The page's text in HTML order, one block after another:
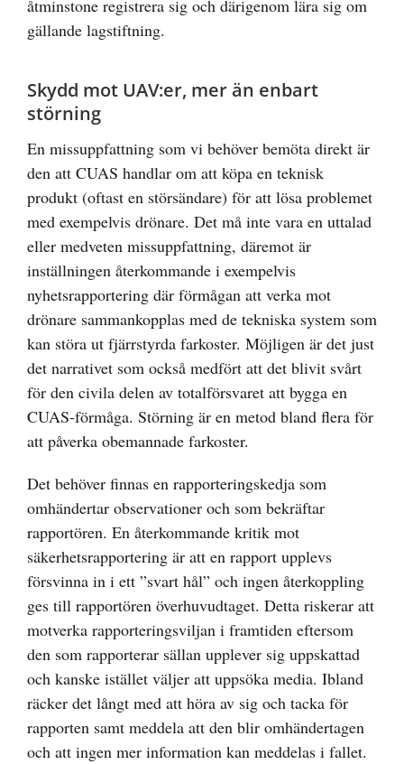
åtminstone registrera sig och därigenom lära sig om
gällande lagstiftning.
Skydd mot UAV:er, mer än enbart
störning
En missuppfattning som vi behöver bemöta direkt är
den att CUAS handlar om att köpa en teknisk
produkt (oftast en störsändare) för att lösa problemet
med exempelvis drönare. Det må inte vara en uttalad
eller medveten missuppfattning, däremot är
inställningen återkommande i exempelvis
nyhetsrapportering där förmågan att verka mot
drönare sammankopplas med de tekniska system som
kan störa ut fjärrstyrda farkoster. Möjligen är det just
det narrativet som också medfört att det blivit svårt
för den civila delen av totalförsvaret att bygga en
CUAS-förmåga. Störning är en metod bland flera för
att påverka obemannade farkoster.
Det behöver finnas en rapporteringskedja som
omhändertar observationer och som bekräftar
rapportören. En återkommande kritik mot
säkerhetsrapportering är att en rapport upplevs
försvinna in i ett ”svart hål” och ingen återkoppling
ges till rapportören överhuvudtaget. Detta riskerar att
motverka rapporteringsviljan i framtiden eftersom
den som rapporterar sällan upplever sig uppskattad
och kanske istället väljer att uppsöka media. Ibland
räcker det långt med att höra av sig och tacka för
rapporten samt meddela att den blir omhändertagen
och att ingen mer information kan meddelas i fallet.